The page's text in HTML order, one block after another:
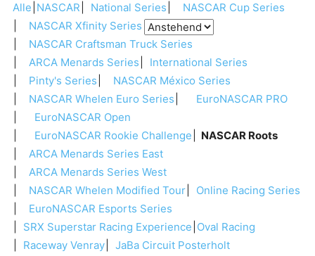
Alle NASCAR National Series
NASCAR Cup Series
NASCAR Xfinity Series
NASCAR Craftsman Truck Series
ARCA Menards Series
International Series
Pinty's Series
NASCAR México Series
NASCAR Whelen Euro Series
EuroNASCAR PRO
EuroNASCAR Open
EuroNASCAR Rookie Challenge
NASCAR Roots
ARCA Menards Series East
ARCA Menards Series West
NASCAR Whelen Modified Tour
Online Racing Series
EuroNASCAR Esports Series
SRX Superstar Racing Experience Oval Racing
Raceway Venray
JaBa Circuit Posterholt